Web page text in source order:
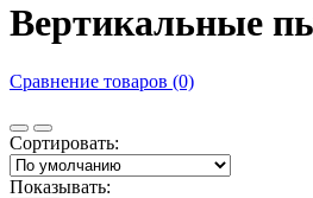
Вертикальные
Сравнение товаров (0)
Сортировать:
Показывать: